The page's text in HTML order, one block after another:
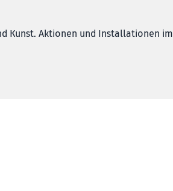
Kunst. Aktionen und Installationen im